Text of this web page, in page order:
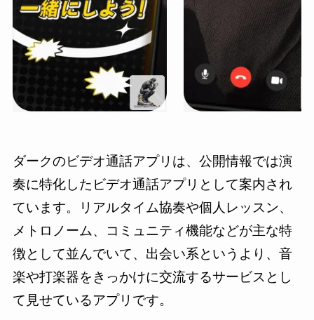
ダークのビデオ通話アプリは、公開情報では演
奏に特化したビデオ通話アプリとして案内され
ています。リアルタイム協奏や個人レッスン、
メトロノーム、コミュニティ機能などが主な特
徴として並んでいて、出会い系というより、音
楽や打楽器をきっかけに交流するサービスとし
て見せているアプリです。